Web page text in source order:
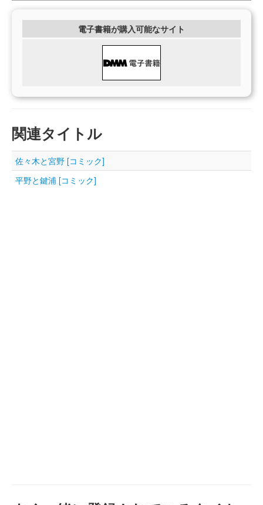
電子書籍が購入可能なサイト
関連タイトル
佐々木と宮野 [コミック]
平野と鍵浦 [コミック]